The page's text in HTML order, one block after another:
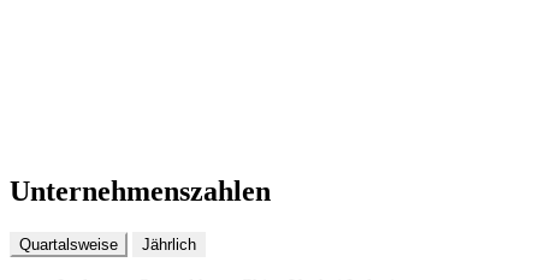
Unternehmenszahlen
Quartalsweise Jährlich